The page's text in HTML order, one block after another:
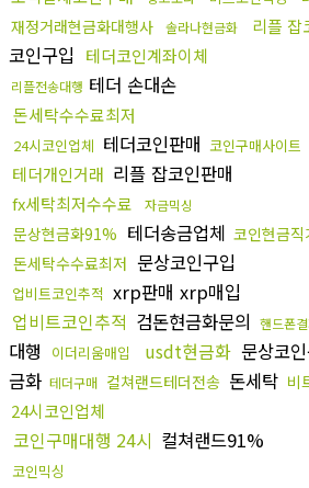
재정거래현금화대행사
솔라나현금화 리플 잡
코인구입
테더코인계좌이체
리플전송대행 테더 손대손
돈세탁수수료최저
24시코인업체 테더코인판매 코인구매사이트
테더개인거래 리플 잡코인판매
fx세탁최저수수료 자금믹싱
문상현금화91% 테더송금업체 코인현금직
돈세탁수수료최저 문상코인구입
업비트코인추적 xrp판매 xrp매입
업비트코인추적 검돈현금화문의 핸드폰
대행
이더리움매입 usdt현금화 문상코
금화 테더구매 컬쳐랜드테더전송 돈세탁 비
24시코인업체
코인구매대행 24시 컬쳐랜드91%
코인믹싱